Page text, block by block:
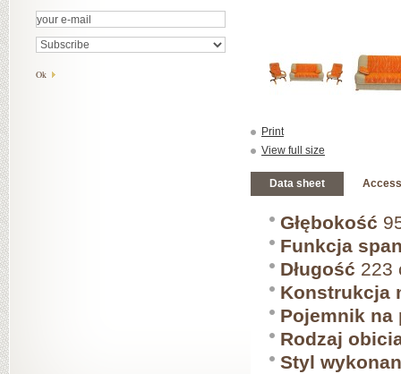
Print
View full size
Data sheet
Głębokość
Funkcja
Długość 223
Konstrukcja
Pojemnik na
Rodzaj
Styl